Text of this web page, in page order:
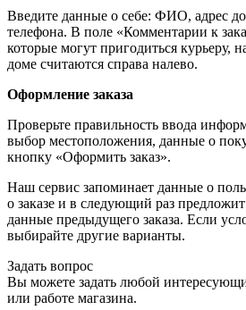
Введите данные о себе: ФИО, адрес
телефона. В поле «Комментарии к
которые могут пригодиться курьеру,
доме считаются справа налево.
Оформление заказа
Проверьте правильность ввода
выбор местоположения, данные о
кнопку «Оформить заказ».
Наш сервис запоминает данные о
о заказе и в следующий раз
данные предыдущего заказа. Если
выбирайте другие варианты.
Задать вопрос
Вы можете задать любой
или работе магазина.